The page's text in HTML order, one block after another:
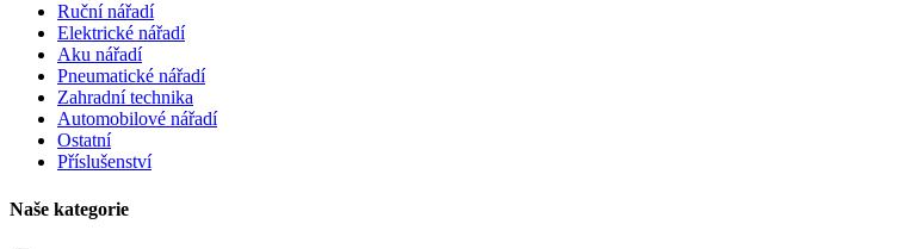
Ruční nářadí
Elektrické nářadí
Aku nářadí
Pneumatické nářadí
Zahradní technika
Automobilové nářadí
Ostatní
Příslušenství
Naše kategorie